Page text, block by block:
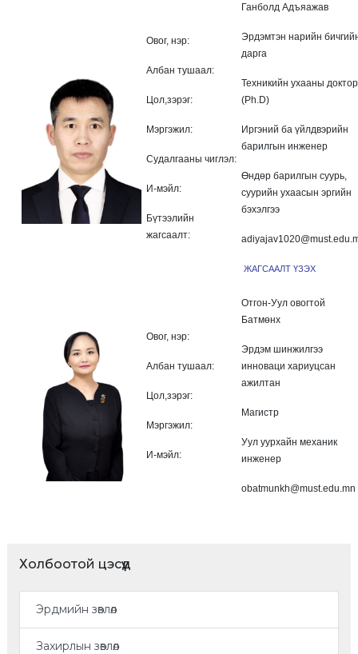
Овог, нэр:
Албан тушаал:
Цол,зэрэг:
Мэргэжил:
Судалгааны чиглэл:
И-мэйл:
Бүтээлийн
жагсаалт:
Ганболд Адъяажав
Эрдэмтэн нарийн
дарга
Техникийн ухааны доктор
(Ph.D)
Иргэний ба үйлдвэрийн
барилгын инженер
Өндөр барилгын суурь,
суурийн ухаасын эргийн
бэхэлгээ
ЖАГСААЛТ ҮЗЭХ
Овог, нэр:
Албан тушаал:
Цол,зэрэг:
Мэргэжил:
И-мэйл:
Отгон-Уул овогтой
Батмөнх
Эрдэм шинжилгээ
инноваци хариуцсан
ажилтан
Магистр
Уул уурхайн механик
инженер
obatmunkh@must.edu.mn
Холбоотой цэсүүд
Эрдмийн зөвлөл
Захирлын зөвлөл